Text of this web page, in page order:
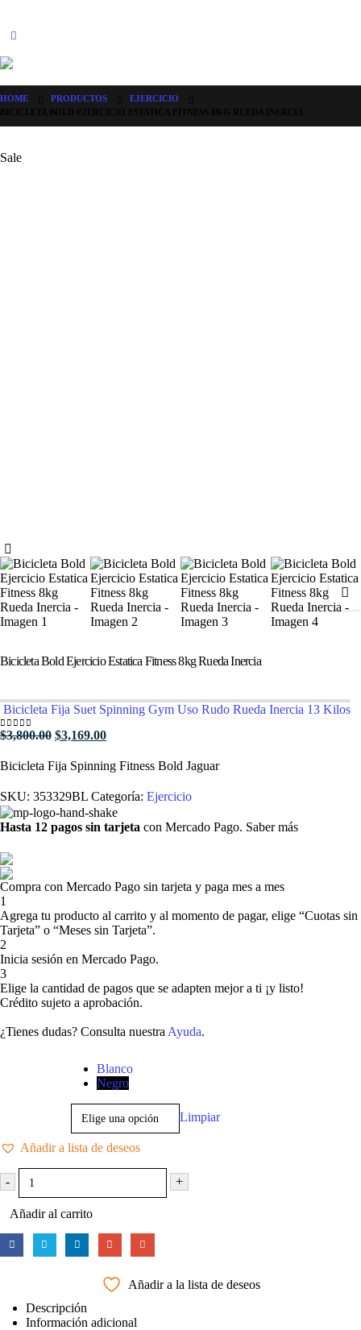
HOME PRODUCTOS
EJERCICIO
Sale
Bicicleta Bold Ejercicio Estatica Fitness 8kg Rueda Inercia
Bicicleta Fija Suet Spinning Gym Uso Rudo Rueda Inercia 13 Kilos
0out of 5
$3,800.00 El
original
$3,800.00.
$3,169.00El
actual
$3,169.00.
Bicicleta Fija Spinning Fitness Bold Jaguar
SKU: 353329BL Categoría: Ejercicio
Hasta 12 pagos sin tarjeta con Mercado Pago. Saber más
Compra con Mercado Pago sin tarjeta y paga mes a mes
1
Agrega tu producto al carrito y al momento de pagar, elige “Cuotas sin
Tarjeta” o “Meses sin Tarjeta”.
2
Inicia sesión en Mercado Pago.
3
Elige la cantidad de pagos que se adapten mejor a ti ¡y listo!
Crédito sujeto a aprobación.
¿Tienes dudas? Consulta nuestra Ayuda.
Blanco
Negro
Limpiar
Añadir a lista de deseos
- +
Añadir al carrito
Añadir a la lista de deseos
Descripción
Información adicional